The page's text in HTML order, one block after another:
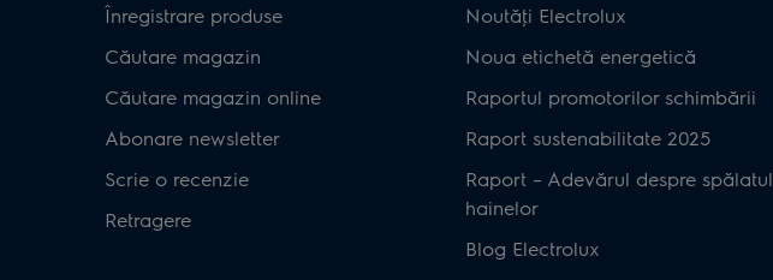
Înregistrare produse
Căutare magazin
Căutare magazin online
Abonare newsletter
Scrie o recenzie
Retragere
Noutăţi Electrolux
Noua etichetă energetică
Raportul promotorilor schimbării
Raport sustenabilitate 2025
Raport – Adevărul despre spălatul
hainelor
Blog Electrolux